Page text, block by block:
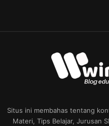
Situs ini membahas tentang
Materi, Tips Belajar, Jurusan